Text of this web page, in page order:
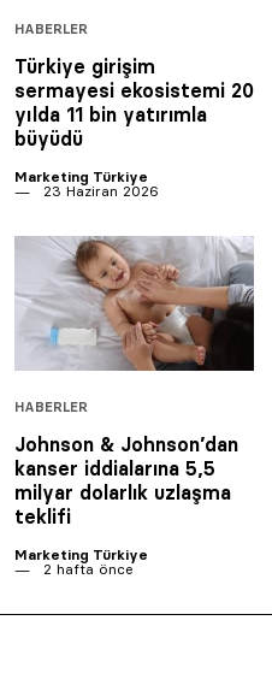
HABERLER
Türkiye girişim
sermayesi ekosistemi 20
yılda 11 bin yatırımla
büyüdü
Marketing Türkiye
23 Haziran 2026
HABERLER
Johnson & Johnson’dan
kanser iddialarına 5,5
milyar dolarlık uzlaşma
teklifi
Marketing Türkiye
2 hafta önce